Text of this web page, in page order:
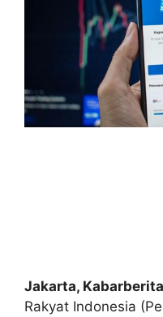
Jakarta,
Rakyat Indonesia